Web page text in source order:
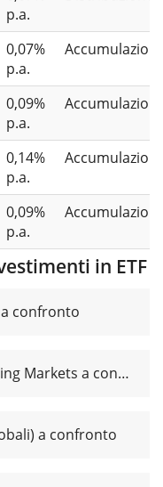
p.a.
0,07%
p.a.
0,09%
p.a.
0,14%
p.a.
0,09%
p.a.
in ETF
a confronto
ETF sull'MSCI Emerging Markets a confronto
a confronto